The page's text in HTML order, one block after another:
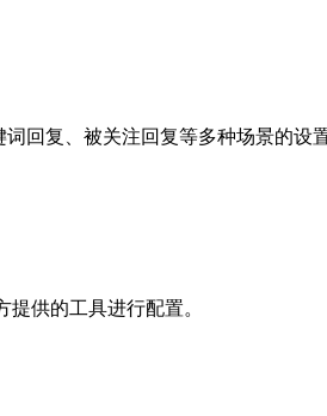
回复、被关注回复等多种场景的设置
供的工具进行配置。